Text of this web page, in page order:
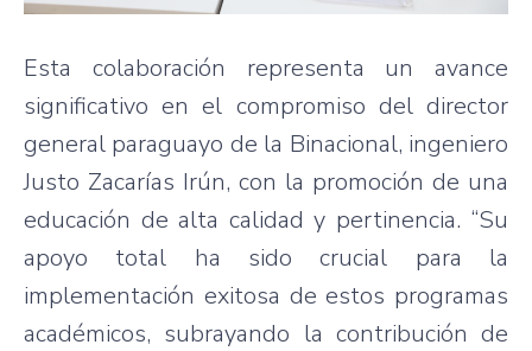
Esta colaboración representa un avance
significativo en el compromiso del director
general paraguayo de la Binacional, ingeniero
Justo Zacarías Irún, con la promoción de una
educación de alta calidad y pertinencia. “Su
apoyo total ha sido crucial para la
implementación exitosa de estos programas
académicos, subrayando la contribución de